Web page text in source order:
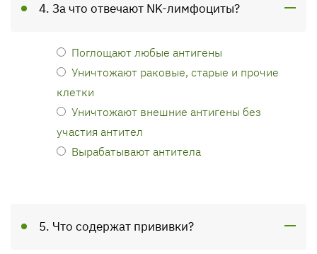
4. За что отвечают NK-лимфоциты?
Поглощают любые антигены
Уничтожают раковые, старые и прочие
клетки
Уничтожают внешние антигены без
участия антител
Вырабатывают антитела
5. Что содержат прививки?